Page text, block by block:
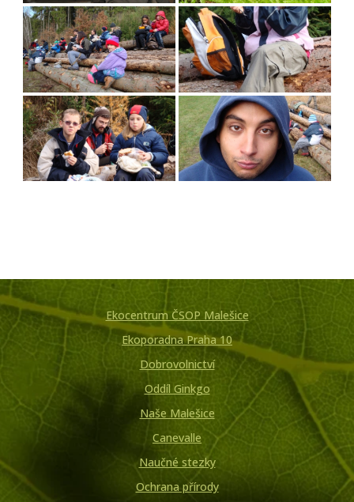
Ekocentrum ČSOP Malešice
Ekoporadna Praha 10
Dobrovolnictví
Oddíl Ginkgo
Naše Malešice
Canevalle
Naučné stezky
Ochrana přírody